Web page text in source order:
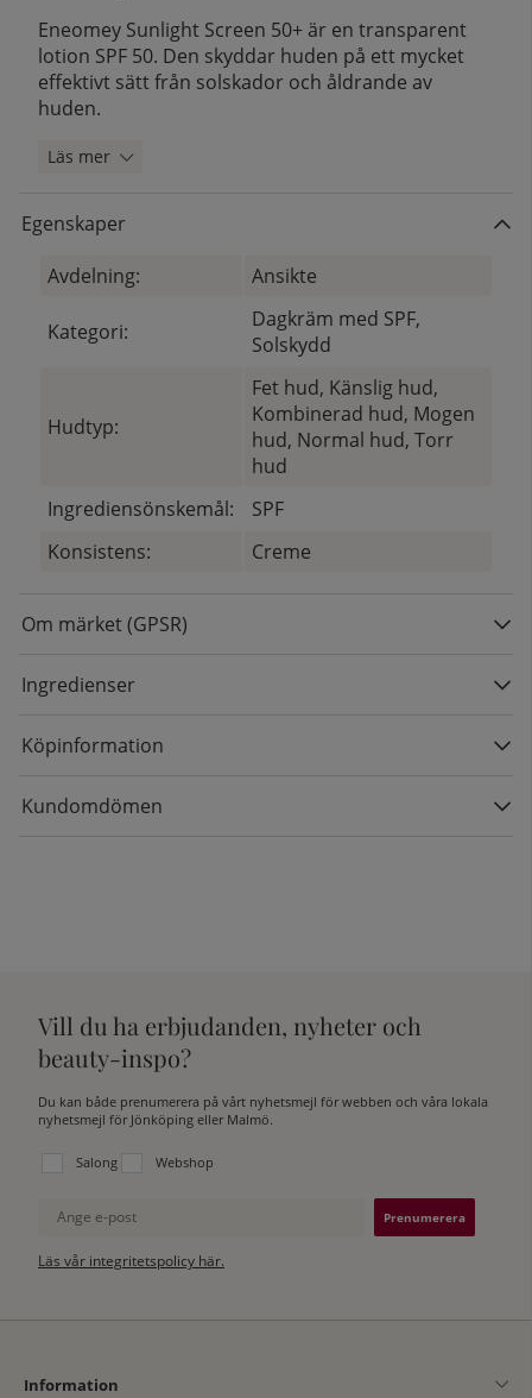
Eneomey Sunlight Screen 50+ är en transparent
lotion SPF 50. Den skyddar huden på ett mycket
effektivt sätt från solskador och åldrande av
huden.
Läs mer
Egenskaper
Avdelning:
Ansikte
Kategori:
Dagkräm med SPF,
Solskydd
Hudtyp:
Fet hud, Känslig hud,
Kombinerad hud, Mogen
hud, Normal hud, Torr
hud
Ingrediensönskemål:
SPF
Konsistens:
Creme
Om märket (GPSR)
Ingredienser
Köpinformation
Kundomdömen
Vill du ha erbjudanden, nyheter och
beauty-inspo?
Du kan både prenumerera på vårt nyhetsmejl för webben och våra lokala
nyhetsmejl för Jönköping eller Malmö.
Välj vilken lista du vill prenumerera på:
Salong Webshop
Ange e-post
Läs vår integritetspolicy här.
Information